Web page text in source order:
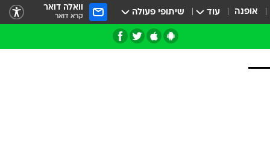
אופנה עוד שיתופי פעולה וואלה דואר
קרא דואר